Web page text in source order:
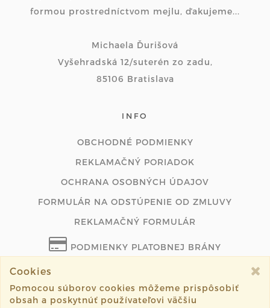
formou prostredníctvom mejlu, ďakujeme...
Michaela Ďurišová
Vyšehradská 12/suterén zo zadu,
85106 Bratislava
INFO
OBCHODNÉ PODMIENKY
REKLAMAČNÝ PORIADOK
OCHRANA OSOBNÝCH ÚDAJOV
FORMULÁR NA ODSTÚPENIE OD ZMLUVY
REKLAMAČNÝ FORMULÁR
PODMIENKY PLATOBNEJ BRÁNY
Cookies
Pomocou súborov cookies môžeme prispôsobiť
obsah a poskytnúť používateľovi väčšiu